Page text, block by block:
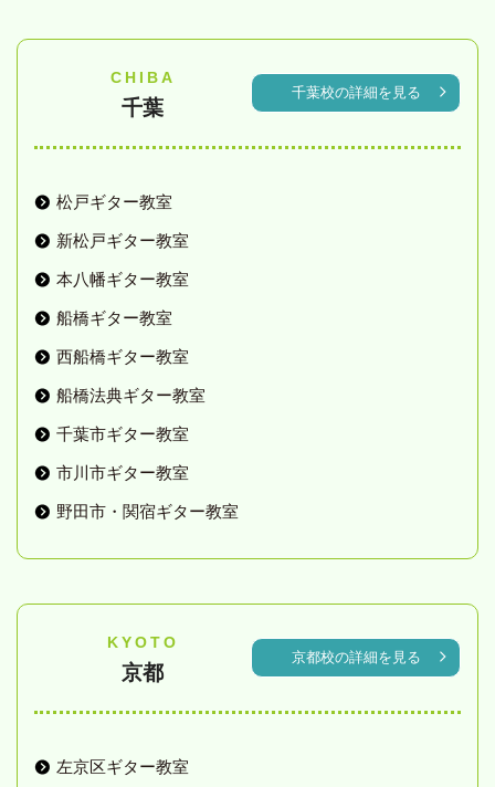
CHIBA
千葉
千葉校の詳細を見る
松戸ギター教室
新松戸ギター教室
本八幡ギター教室
船橋ギター教室
西船橋ギター教室
船橋法典ギター教室
千葉市ギター教室
市川市ギター教室
野田市・関宿ギター教室
KYOTO
京都
京都校の詳細を見る
左京区ギター教室